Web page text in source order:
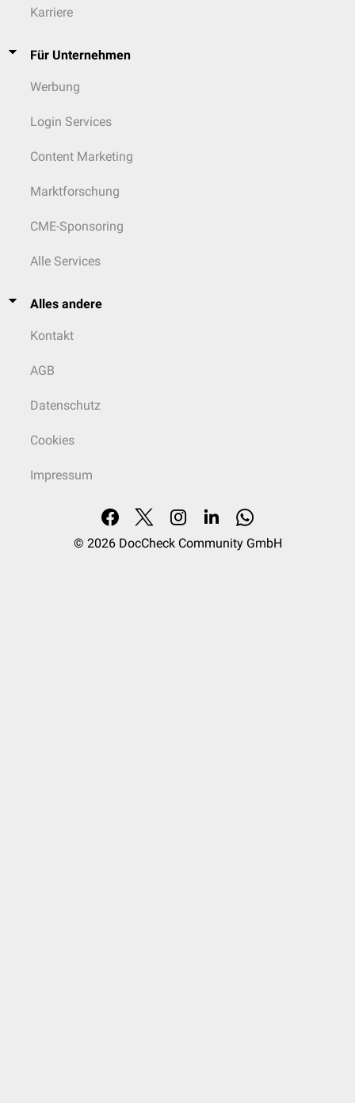
Karriere
Für Unternehmen
Werbung
Login Services
Content Marketing
Marktforschung
CME-Sponsoring
Alle Services
Alles andere
Kontakt
AGB
Datenschutz
Cookies
Impressum
© 2026 DocCheck Community GmbH